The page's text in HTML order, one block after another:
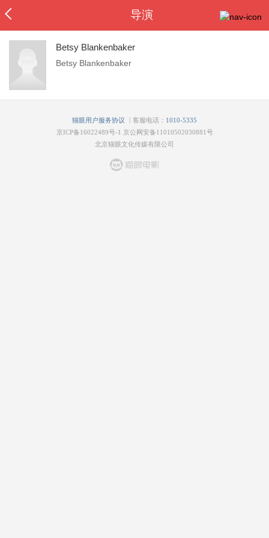
导演
Betsy Blankenbaker
Betsy Blankenbaker
猫眼用户服务协议 客服电话： 1010-5335
京ICP备16022489号-1 京公网安备11010502030881号
北京猫眼文化传媒有限公司